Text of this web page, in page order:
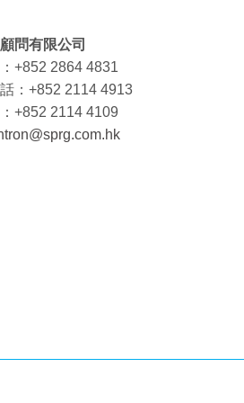
問有限公司
+852 2864 4831
：+852 2114 4913
+852 2114 4109